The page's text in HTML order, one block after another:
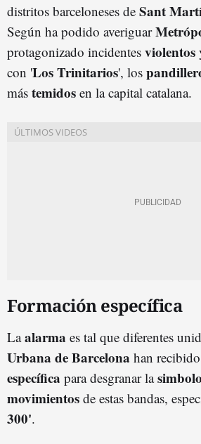
distritos barceloneses de Sant
Según ha podido averiguar
protagonizado incidentes violentos
con 'Los Trinitarios', los
más temidos en la capital catalana.
Formación específica
Laalarma es tal que diferentes
Urbana de Barcelona han
específica para desgranar la
movimientos de estas bandas,
300'.